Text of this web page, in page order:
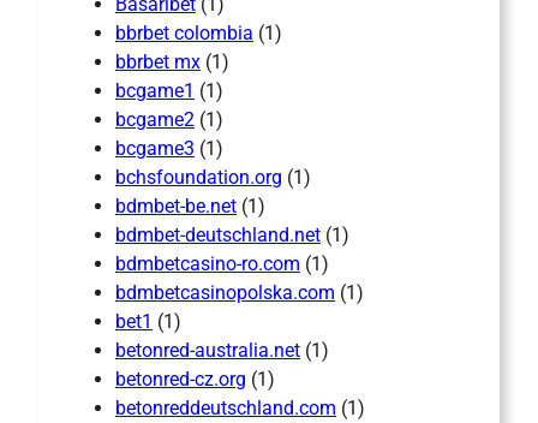
bbrbet colombia (1)
bbrbet mx (1)
bcgame1 (1)
bcgame2 (1)
bcgame3 (1)
bchsfoundation.org (1)
bdmbet-be.net (1)
bdmbet-deutschland.net (1)
bdmbetcasino-ro.com (1)
bdmbetcasinopolska.com (1)
bet1 (1)
betonred-australia.net (1)
betonred-cz.org (1)
betonreddeutschland.com (1)